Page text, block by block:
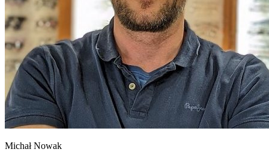
Michał Nowak